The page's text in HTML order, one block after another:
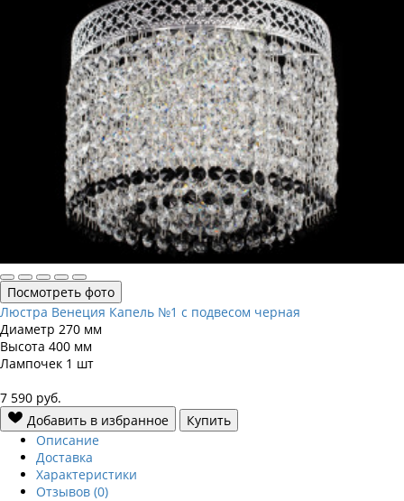
Посмотреть фото
Люстра Венеция Капель №1 с подвесом черная
Диаметр 270 мм
Высота 400 мм
Лампочек 1 шт
7 590 руб.
Добавить в избранное
Купить
Описание
Доставка
Характеристики
Отзывов (0)